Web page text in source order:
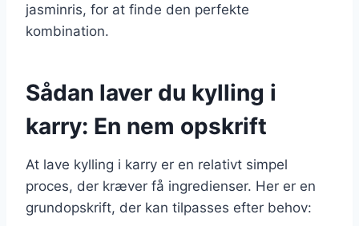
jasminris, for at finde den perfekte
kombination.
Sådan laver du kylling i
karry: En nem opskrift
At lave kylling i karry er en relativt simpel
proces, der kræver få ingredienser. Her er en
grundopskrift, der kan tilpasses efter behov: